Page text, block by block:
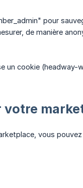
pour
de manière
un cookie (headway-
vous pouvez